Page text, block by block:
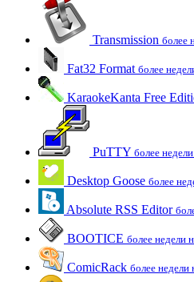
Transmission более
Fat32 Format более
KaraokeKanta Free
PuTTY более
Desktop Goose более
Absolute RSS Editor
BOOTICE более недели
ComicRack более недели